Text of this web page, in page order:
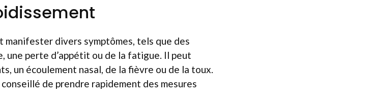
manifester divers symptômes, tels que des
une perte d’appétit ou de la fatigue. Il peut
un écoulement nasal, de la fièvre ou de la toux.
de prendre rapidement des mesures